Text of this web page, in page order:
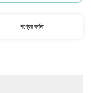
পণ্যের বর্ণনা